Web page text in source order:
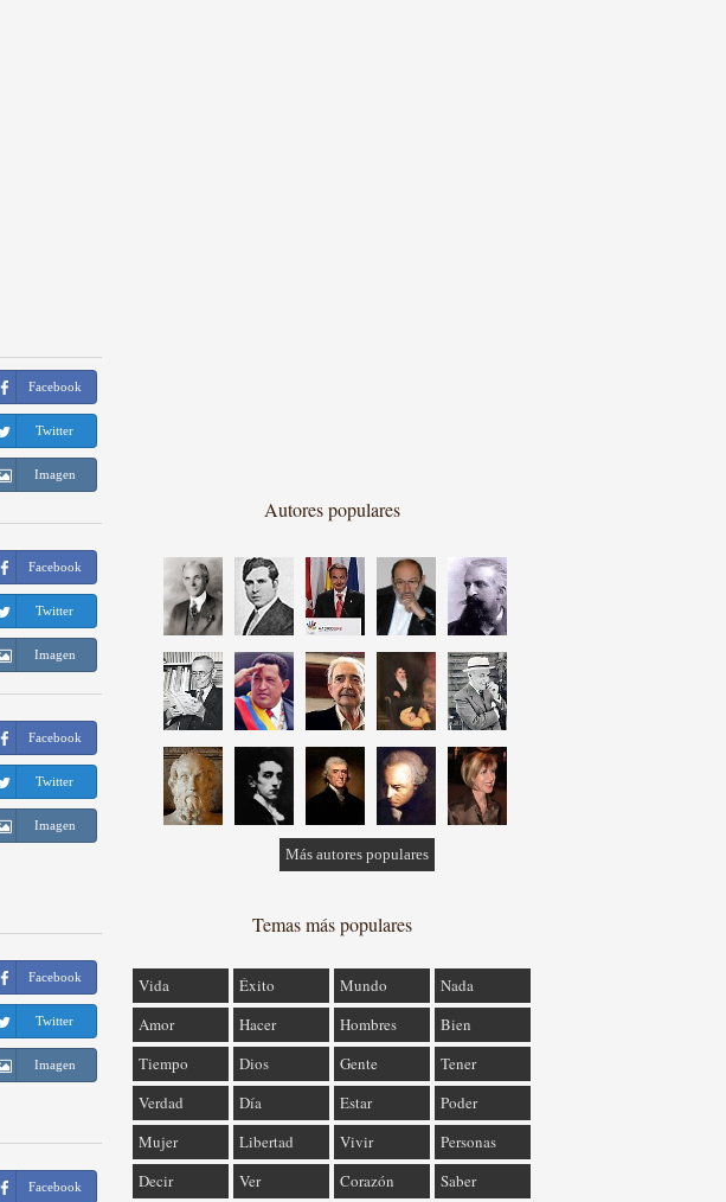
Facebook
Twitter
Imagen
Facebook
Twitter
Imagen
Facebook
Twitter
Imagen
Facebook
Twitter
Imagen
Facebook
Autores populares
Más autores populares
Temas más populares
Vida Éxito Mundo
Nada
Amor
Hacer Hombres
Bien
Tiempo
Dios Gente
Tener
Verdad
Día Estar
Poder
Mujer
Libertad Vivir
Personas
Decir
Ver Corazón
Saber